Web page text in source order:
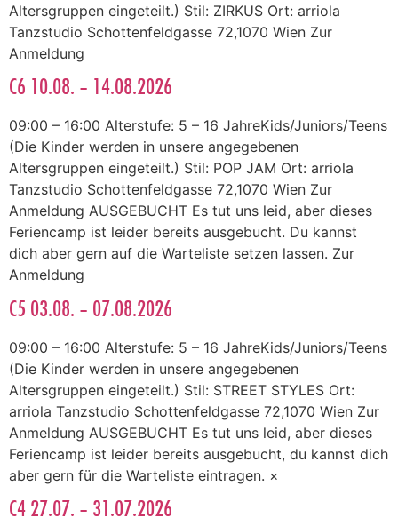
Altersgruppen eingeteilt.) Stil: ZIRKUS Ort: arriola
Tanzstudio Schottenfeldgasse 72,1070 Wien Zur
Anmeldung
C6 10.08. – 14.08.2026
09:00 – 16:00 Alterstufe: 5 – 16 JahreKids/Juniors/Teens
(Die Kinder werden in unsere angegebenen
Altersgruppen eingeteilt.) Stil: POP JAM Ort: arriola
Tanzstudio Schottenfeldgasse 72,1070 Wien Zur
Anmeldung AUSGEBUCHT Es tut uns leid, aber dieses
Feriencamp ist leider bereits ausgebucht. Du kannst
dich aber gern auf die Warteliste setzen lassen. Zur
Anmeldung
C5 03.08. – 07.08.2026
09:00 – 16:00 Alterstufe: 5 – 16 JahreKids/Juniors/Teens
(Die Kinder werden in unsere angegebenen
Altersgruppen eingeteilt.) Stil: STREET STYLES Ort:
arriola Tanzstudio Schottenfeldgasse 72,1070 Wien Zur
Anmeldung AUSGEBUCHT Es tut uns leid, aber dieses
Feriencamp ist leider bereits ausgebucht, du kannst dich
aber gern für die Warteliste eintragen. ×
C4 27.07. – 31.07.2026